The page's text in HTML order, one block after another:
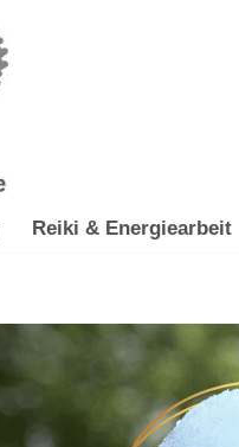
Reiki & Energiearbeit